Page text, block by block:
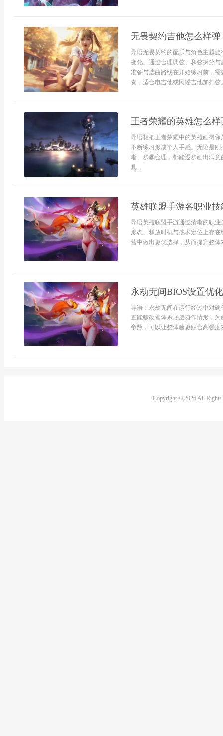
无畏契约吉他怎么样弹
导语无畏契约的配乐与角色主题
变化。通过合理调弦、和弦拆分
准备与选曲路线在开始练习前，
奏，适合电吉他或民谣吉他加扫弦
王者荣耀的英雄怎么
导语想把王者荣耀中的英雄画得
不断练习形成个人手感。无论是
晰、步骤合理，都能逐步画出满
具...
英雄联盟手游各职业
导语英雄联盟手游通过清晰的职
形态、释放时机与战术定位上存
营中做出更优选择，从而提升整体
永劫无间BIOS设置优
导语：永劫无间在运行经过中对
置能够改善体系底层协作情形，
参数，可以让整体验更贴合高强度
Copyright © 2026 All